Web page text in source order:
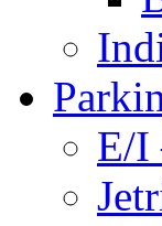
E/I